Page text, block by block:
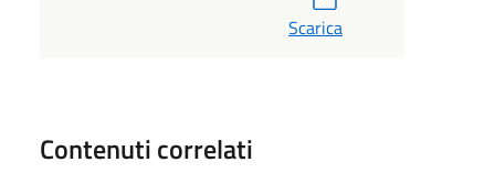
Scarica
Contenuti correlati